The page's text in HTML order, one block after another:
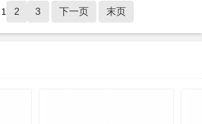
1 2 3 下一页 末页